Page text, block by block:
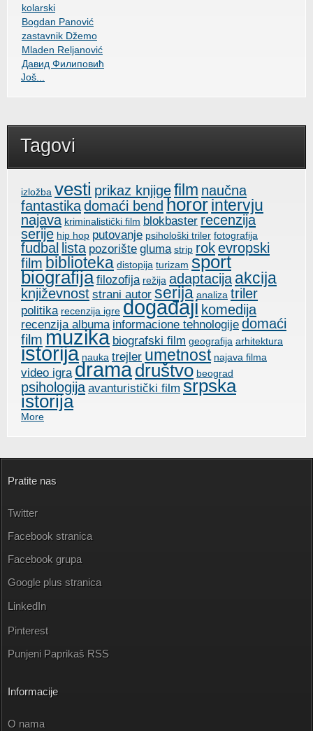
kolarski
Bogdan Panović
zastavnik Džemo
Mladen Reljanović
Давид Филиповић
Još...
Tagovi
izložba vesti prikaz knjigefilm naučna
fantastikadomaći bend hororintervju
najava kriminalistički film blokbaster recenzija
serije hip hop putovanje psihološki triler fotografija
fudbal lista pozorište gluma strip rokevropski
film biblioteka distopija turizam sport
biografija filozofija režija adaptacija akcija
književnost strani autor serija analiza triler
politika recenzija igre događaji komedija
recenzija albuma informacione tehnologije domaći
film muzika biografski film geografija arhitektura
istorija nauka trejler umetnost najava filma
video igra dramadruštvo beograd
psihologija avanturistički film srpska
istorija
More
Pratite nas
Twitter
Facebook stranica
Facebook grupa
Google plus stranica
LinkedIn
Pinterest
Punjeni Paprikaš RSS
Informacije
O nama